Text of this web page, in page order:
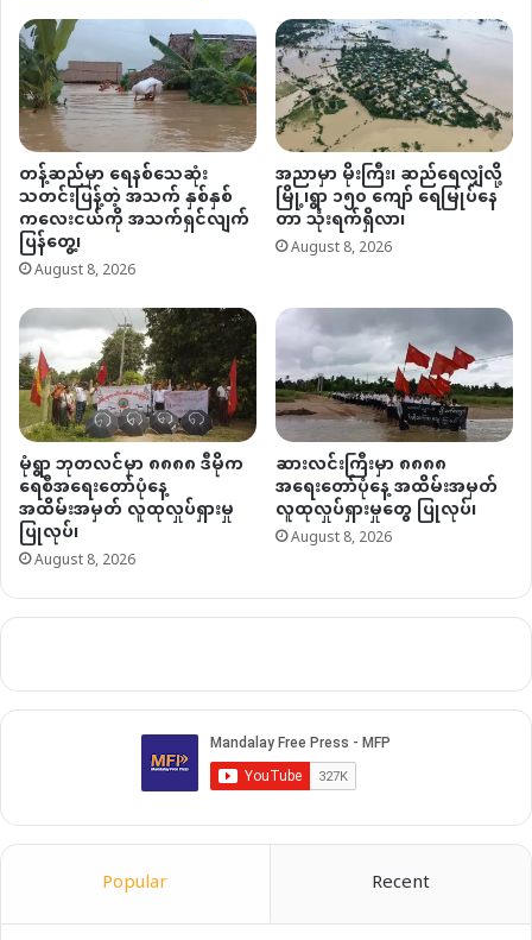
တန့်ဆည်မှာ ရေနစ်သေဆုံး
သတင်းပြန့်တဲ့ အသက် နှစ်နှစ်
ကလေးငယ်ကို အသက်ရှင်လျက်
ပြန်တွေ့၊
August 8, 2026
အညာမှာ မိုးကြီး၊ ဆည်ရေလျှံလို့
မြို့၊ရွာ ၁၅၀ ကျော် ရေမြုပ်နေ
တာ သုံးရက်ရှိလာ၊
August 8, 2026
မုံရွာ ဘုတလင်မှာ ၈၈၈၈ ဒီမိုက
ရေစီအရေးတော်ပုံနေ့
အထိမ်းအမှတ် လူထုလှုပ်ရှားမှု
ပြုလုပ်၊
August 8, 2026
ဆားလင်းကြီးမှာ ၈၈၈၈
အရေးတော်ပုံနေ့ အထိမ်းအမှတ်
လူထုလှုပ်ရှားမှုတွေ ပြုလုပ်၊
August 8, 2026
Popular Recent